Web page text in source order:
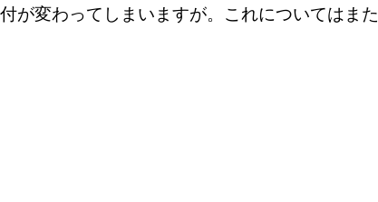
が変わってしまいますが。これについてはまた